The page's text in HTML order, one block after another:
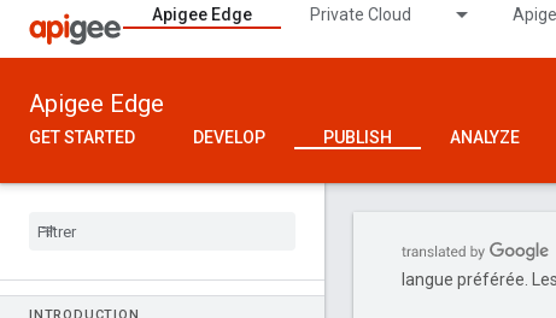
Apigee Edge Private Cloud
Apigee Edge
GET STARTED DEVELOP PUBLISH ANALYZE
langue préférée.